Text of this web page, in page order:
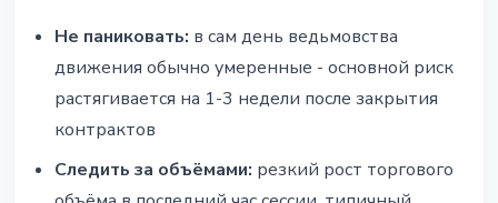
Не паниковать: в сам день ведьмовства
движения обычно умеренные - основной риск
растягивается на 1-3 недели после закрытия
контрактов
Следить за объёмами: резкий рост торгового